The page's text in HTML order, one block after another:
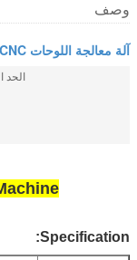
وصف
آلة معالجة اللوحات CNC
الحد
Specification: